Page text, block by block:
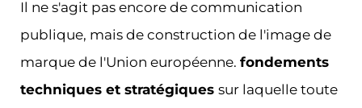
Il ne s'agit pas encore de communication
publique, mais de construction de l'image de
marque de l'Union européenne. fondements
techniques et stratégiques sur laquelle toute